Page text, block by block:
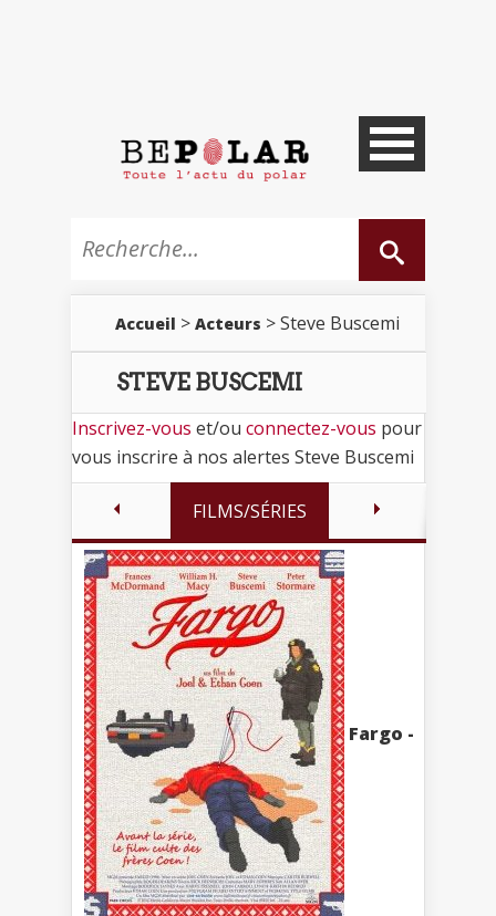
Accueil > Acteurs > Steve Buscemi
STEVE BUSCEMI
Inscrivez-vous et/ou connectez-vous pour
vous inscrire à nos alertes Steve Buscemi
FILMS/SÉRIES
Fargo -